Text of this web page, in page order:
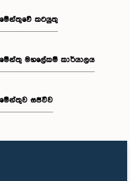
කටයුතු
මහලේකම් කාර්යාලය
සජීවීව